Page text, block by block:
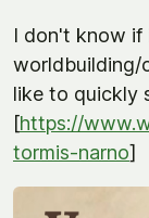
I don't know if
worldbuilding/
like to quickly
[https://
tormis-narno]